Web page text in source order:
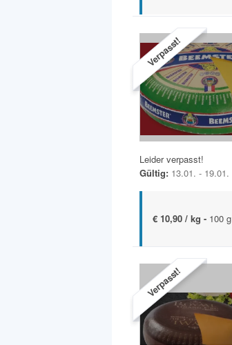
Verpasst!
Leider verpasst!
Gültig: 13.01. - 19.01.
€ 10,90 / kg - 100 g
Verpasst!